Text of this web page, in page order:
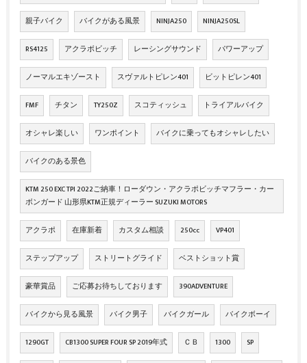
親子バイク バイクがある風景 NINJA250 NINJA250SL
RS4125 アクラボビッチ レーシングサウンド パワーアップ
ノーマルエキゾースト スヴァルトピレン401 ビットピレン401
FMF チタン TY250Z スコティッシュ トライアルバイク
オシャレ楽しい ワンポイント バイクに乗ってもオシャレしたい
バイクのある景色
KTM 250 EXC TPI 2022ご納車！ローダウン・アクラポビッチマフラー・カー
ボンガード 山形県KTM正規ディーラー SUZUKI MOTORS
アクラポ 在庫新着 カスタム相談 250cc VP401
ステップアップ ストリートグライド ベストショット賞
豪華賞品 ご応募お待ちしております 390ADVENTURE
バイクから見る風景 バイク男子 バイクガール バイクボーイ
1290GT CB1300 SUPER FOUR SP 2019年式 ＣＢ 1300 SP